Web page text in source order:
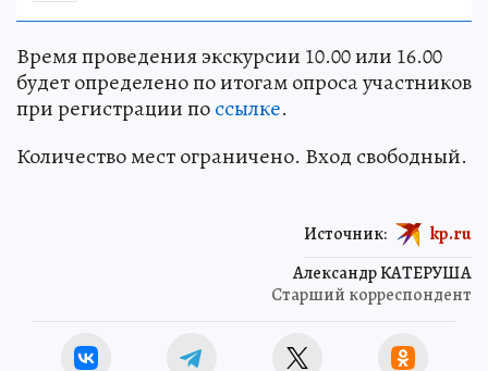
Время проведения экскурсии 10.00 или 16.00
будет определено по итогам опроса участников
при регистрации поссылке.
Количество мест ограничено. Вход свободный.
Александр КАТЕРУША
Старший корреспондент
Источник: kp.ru